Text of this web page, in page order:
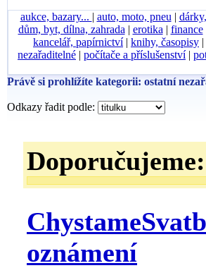
aukce, bazary... | auto, moto, pneu |
dům, byt, dílna, zahrada | erotika | finance
kancelář, papírnictví| knihy, časopisy |
nezařaditelné | počítače a příslušenství|
Právě si prohlížíte kategorii: ostatní
Odkazy řadit podle:
Doporučujeme:
oznámení